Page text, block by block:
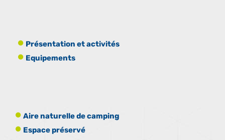
Présentation et activités
Equipements
Aire naturelle de camping
Espace préservé